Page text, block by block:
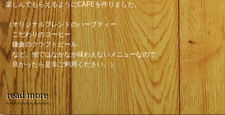
楽しんでもらえるようにCAFEを作りました。
（オリジナルブレンドのハーブティー
こだわりのコーヒー
鎌倉のクラフトビール
など、他ではなかなか味わえないメニューなので
良かったら是非ご利用ください。）
read more